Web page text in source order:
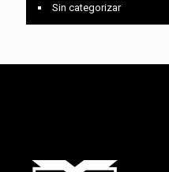
Sin categorizar